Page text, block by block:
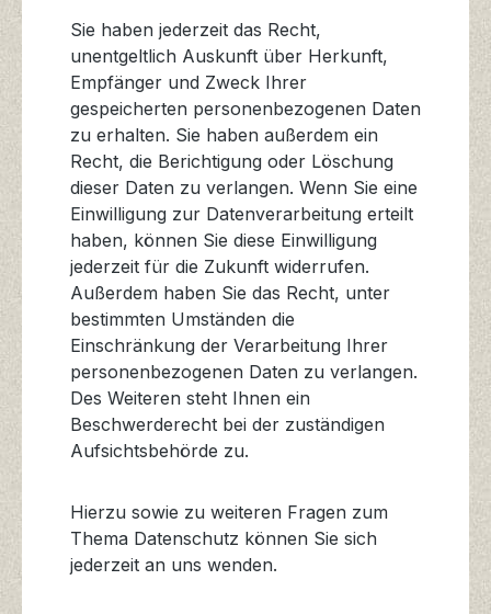
Sie haben jederzeit das Recht,
unentgeltlich Auskunft über Herkunft,
Empfänger und Zweck Ihrer
gespeicherten personenbezogenen Daten
zu erhalten. Sie haben außerdem ein
Recht, die Berichtigung oder Löschung
dieser Daten zu verlangen. Wenn Sie eine
Einwilligung zur Datenverarbeitung erteilt
haben, können Sie diese Einwilligung
jederzeit für die Zukunft widerrufen.
Außerdem haben Sie das Recht, unter
bestimmten Umständen die
Einschränkung der Verarbeitung Ihrer
personenbezogenen Daten zu verlangen.
Des Weiteren steht Ihnen ein
Beschwerderecht bei der zuständigen
Aufsichtsbehörde zu.
Hierzu sowie zu weiteren Fragen zum
Thema Datenschutz können Sie sich
jederzeit an uns wenden.